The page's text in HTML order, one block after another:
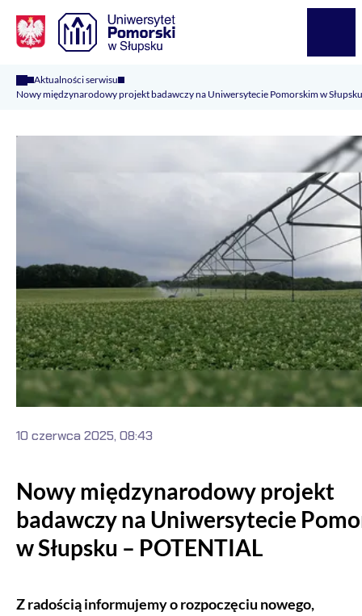
Aktualności serwisu
Nowy międzynarodowy projekt badawczy na Uniwersytecie Pomorskim w
Nowy międzynarodowy projekt
badawczy na Uniwersytecie
w Słupsku – POTENTIAL
Z radością informujemy o rozpoczęciu nowego,
10 czerwca 2025, 08:43